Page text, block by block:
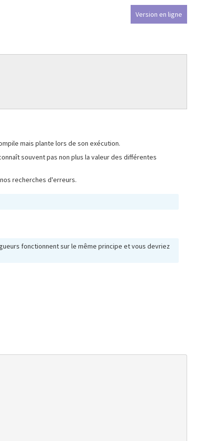
Version en ligne
mais plante lors de son exécution.
souvent pas non plus la valeur des différentes
recherches d'erreurs.
fonctionnent sur le même principe et vous devriez